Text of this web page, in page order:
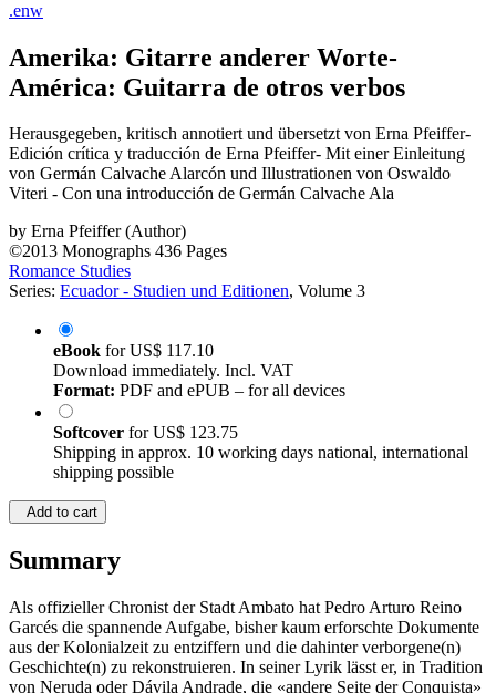
.enw
Amerika: Gitarre anderer Worte-
América: Guitarra de otros verbos
Herausgegeben, kritisch annotiert und übersetzt von Erna Pfeiffer-
Edición crítica y traducción de Erna Pfeiffer- Mit einer Einleitung
von Germán Calvache Alarcón und Illustrationen von Oswaldo
Viteri - Con una introducción de Germán Calvache Ala
by Erna Pfeiffer (Author)
©2013 Monographs 436 Pages
Romance Studies
Series: Ecuador - Studien und Editionen, Volume 3
eBook forUS$ 117.10
Download immediately. Incl. VAT
Format: PDF and ePUB – for all devices
Softcover forUS$ 123.75
Shipping in approx. 10 working days national, international
shipping possible
Add to cart
Summary
Als offizieller Chronist der Stadt Ambato hat Pedro Arturo Reino
Garcés die spannende Aufgabe, bisher kaum erforschte Dokumente
aus der Kolonialzeit zu entziffern und die dahinter verborgene(n)
Geschichte(n) zu rekonstruieren. In seiner Lyrik lässt er, in Tradition
von Neruda oder Dávila Andrade, die «andere Seite der Conquista»